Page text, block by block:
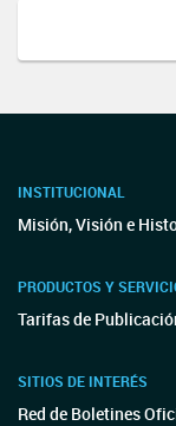
INSTITUCIONAL
Misión, Visión e
PRODUCTOS Y
Tarifas de
SITIOS DE INTERÉS
Red de Boletines